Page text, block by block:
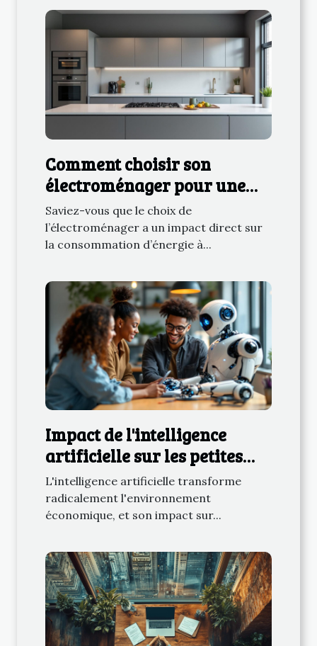
Comment choisir son
électroménager pour une
consommation énergétique
réduite ?
Saviez-vous que le choix de
l’électroménager a un impact direct sur
la consommation d’énergie à...
Impact de l'intelligence
artificielle sur les petites
entreprises en 2025
L'intelligence artificielle transforme
radicalement l'environnement
économique, et son impact sur...